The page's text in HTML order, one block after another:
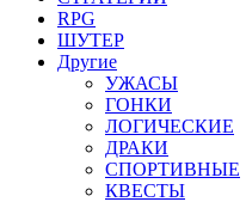
RPG
ШУТЕР
Другие
УЖАСЫ
ГОНКИ
ЛОГИЧЕСКИЕ
ДРАКИ
СПОРТИВНЫЕ
КВЕСТЫ